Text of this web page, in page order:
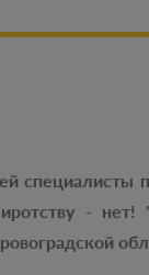
специалисты
- нет!